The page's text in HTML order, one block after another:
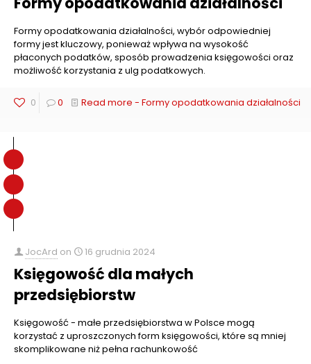
Formy opodatkowania działalności, wybór odpowiedniej
formy jest kluczowy, ponieważ wpływa na wysokość
płaconych podatków, sposób prowadzenia księgowości oraz
możliwość korzystania z ulg podatkowych.
0 0 Read more - Formy opodatkowania działalności
JocArd on 16 grudnia 2024
Księgowość dla małych
przedsiębiorstw
Księgowość - małe przedsiębiorstwa w Polsce mogą
korzystać z uproszczonych form księgowości, które są mniej
skomplikowane niż pełna rachunkowość